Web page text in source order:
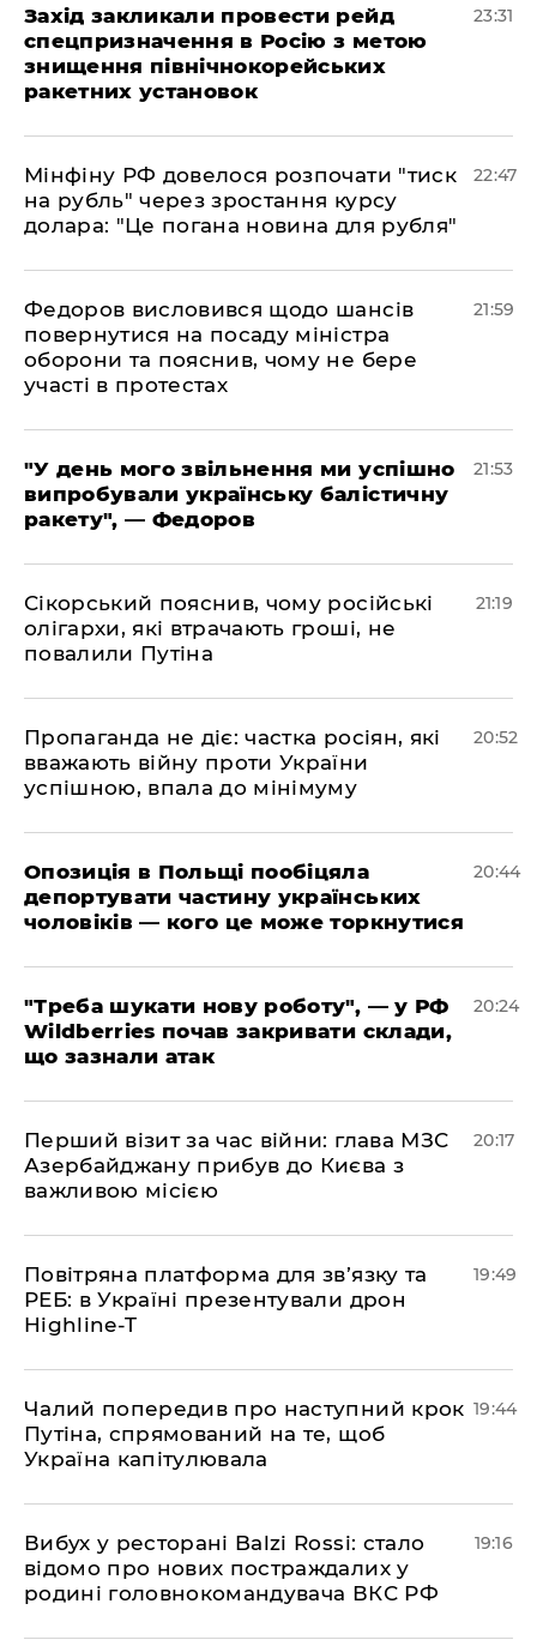
​Захід закликали провести рейд
спецпризначення в Росію з метою
знищення північнокорейських
ракетних установок
23:31
​Мінфіну РФ довелося розпочати "тиск
на рубль" через зростання курсу
долара: "Це погана новина для рубля"
22:47
​Федоров висловився щодо шансів
повернутися на посаду міністра
оборони та пояснив, чому не бере
участі в протестах
21:59
​"У день мого звільнення ми успішно
випробували українську балістичну
ракету", — Федоров
21:53
​Сікорський пояснив, чому російські
олігархи, які втрачають гроші, не
повалили Путіна
21:19
​Пропаганда не діє: частка росіян, які
вважають війну проти України
успішною, впала до мінімуму
20:52
​Опозиція в Польщі пообіцяла
депортувати частину українських
чоловіків — кого це може торкнутися
20:44
​"Треба шукати нову роботу", — у РФ
Wildberries почав закривати склади,
що зазнали атак
20:24
​Перший візит за час війни: глава МЗС
Азербайджану прибув до Києва з
важливою місією
20:17
​Повітряна платформа для зв’язку та
РЕБ: в Україні презентували дрон
Highline-T
19:49
​Чалий попередив про наступний крок
Путіна, спрямований на те, щоб
Україна капітулювала
19:44
​Вибух у ресторані Balzi Rossi: стало
відомо про нових постраждалих у
родині головнокомандувача ВКС РФ
19:16